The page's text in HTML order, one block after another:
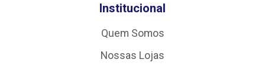
Institucional
Quem Somos
Nossas Lojas